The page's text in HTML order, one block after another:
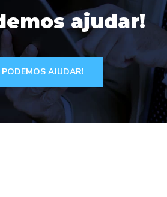
ajudar!
AJUDAR!